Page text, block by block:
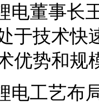
电董事长
于技术快
优势和规
电工艺布